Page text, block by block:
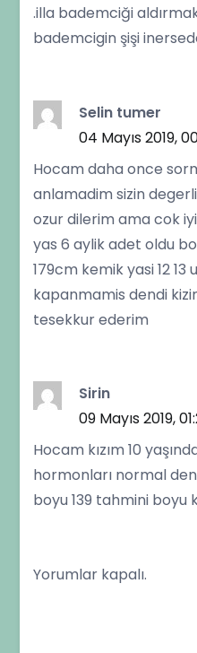
.illa bademciği
bademcigin şişi
Selin tumer
04 Mayıs 2019,
Hocam daha once
anlamadim sizin
ozur dilerim ama cok
yas 6 aylik adet oldu
179cm kemik yasi 12
kapanmamis dendi
tesekkur ederim
Sirin
09 Mayıs 2019,
Hocam kızım 10
hormonları normal
boyu 139 tahmini boyu
Yorumlar kapalı.